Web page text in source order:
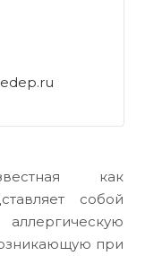
как
собой
при